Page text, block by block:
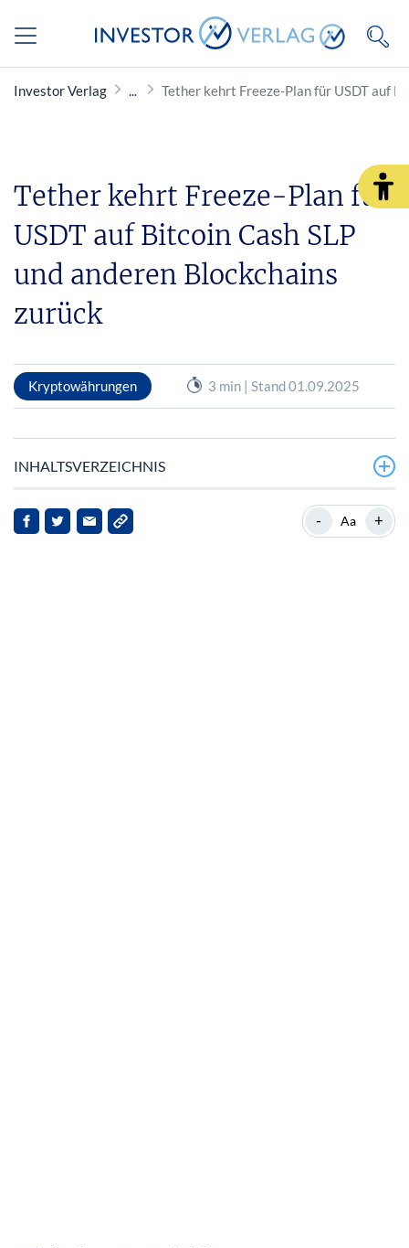
Investor Verlag Tether kehrt Freeze-Plan für USDT auf
Tether kehrt Freeze-Plan für
USDT auf Bitcoin Cash SLP
und anderen Blockchains
zurück
Kryptowährungen 3 min | Stand 01.09.2025
INHALTSVERZEICHNIS
Wichtige Entwicklungen
- Aa +